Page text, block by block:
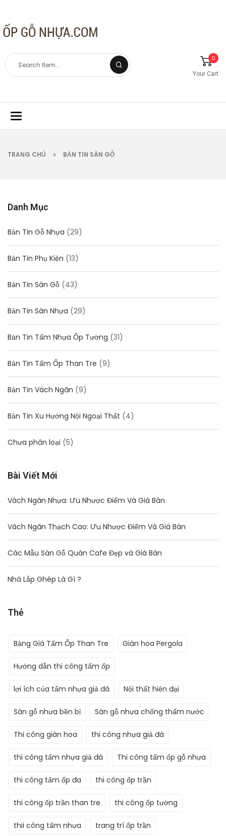
0
Your Cart
Toggle
navigation
TRANG CHỦ BẢN TIN SÀN GỖ
Danh Mục
Bản Tin Gỗ Nhựa (29)
Bản Tin Phụ Kiện (13)
Bản Tin Sàn Gỗ (43)
Bản Tin Sàn Nhựa (29)
Bản Tin Tấm Nhựa Ốp Tường (31)
Bản Tin Tấm Ốp Than Tre (9)
Bản Tin Vách Ngăn (9)
Bản Tin Xu Hướng Nội Ngoại Thất (4)
Chưa phân loại (5)
Bài Viết Mới
Vách Ngăn Nhựa: Ưu Nhược Điểm Và Giá Bán
Vách Ngăn Thạch Cao: Ưu Nhược Điểm Và Giá Bán
Các Mẫu Sàn Gỗ Quán Cafe Đẹp và Giá Bán
Nhà Lắp Ghép Là Gì ?
Thẻ
Bảng Giá Tấm Ốp Than Tre Giàn hoa Pergola
Hướng dẫn thi công tấm ốp
lợi ích của tấm nhựa giả đá Nội thất hiện đại
Sàn gỗ nhựa bền bỉ Sàn gỗ nhựa chống thấm nước
Thi công giàn hoa thi công nhựa giả đá
thi công tấm nhựa giả đá Thi công tấm ốp gỗ nhựa
thi công tấm ốp đa thi công ốp trần
thi công ốp trần than tre thi công ốp tường
thii công tấm nhựa trang trí ốp trần